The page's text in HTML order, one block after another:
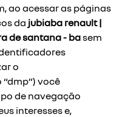
ao acessar as páginas
da jubiaba renault |
de santana - basem
o
você
de navegação
interesses e,